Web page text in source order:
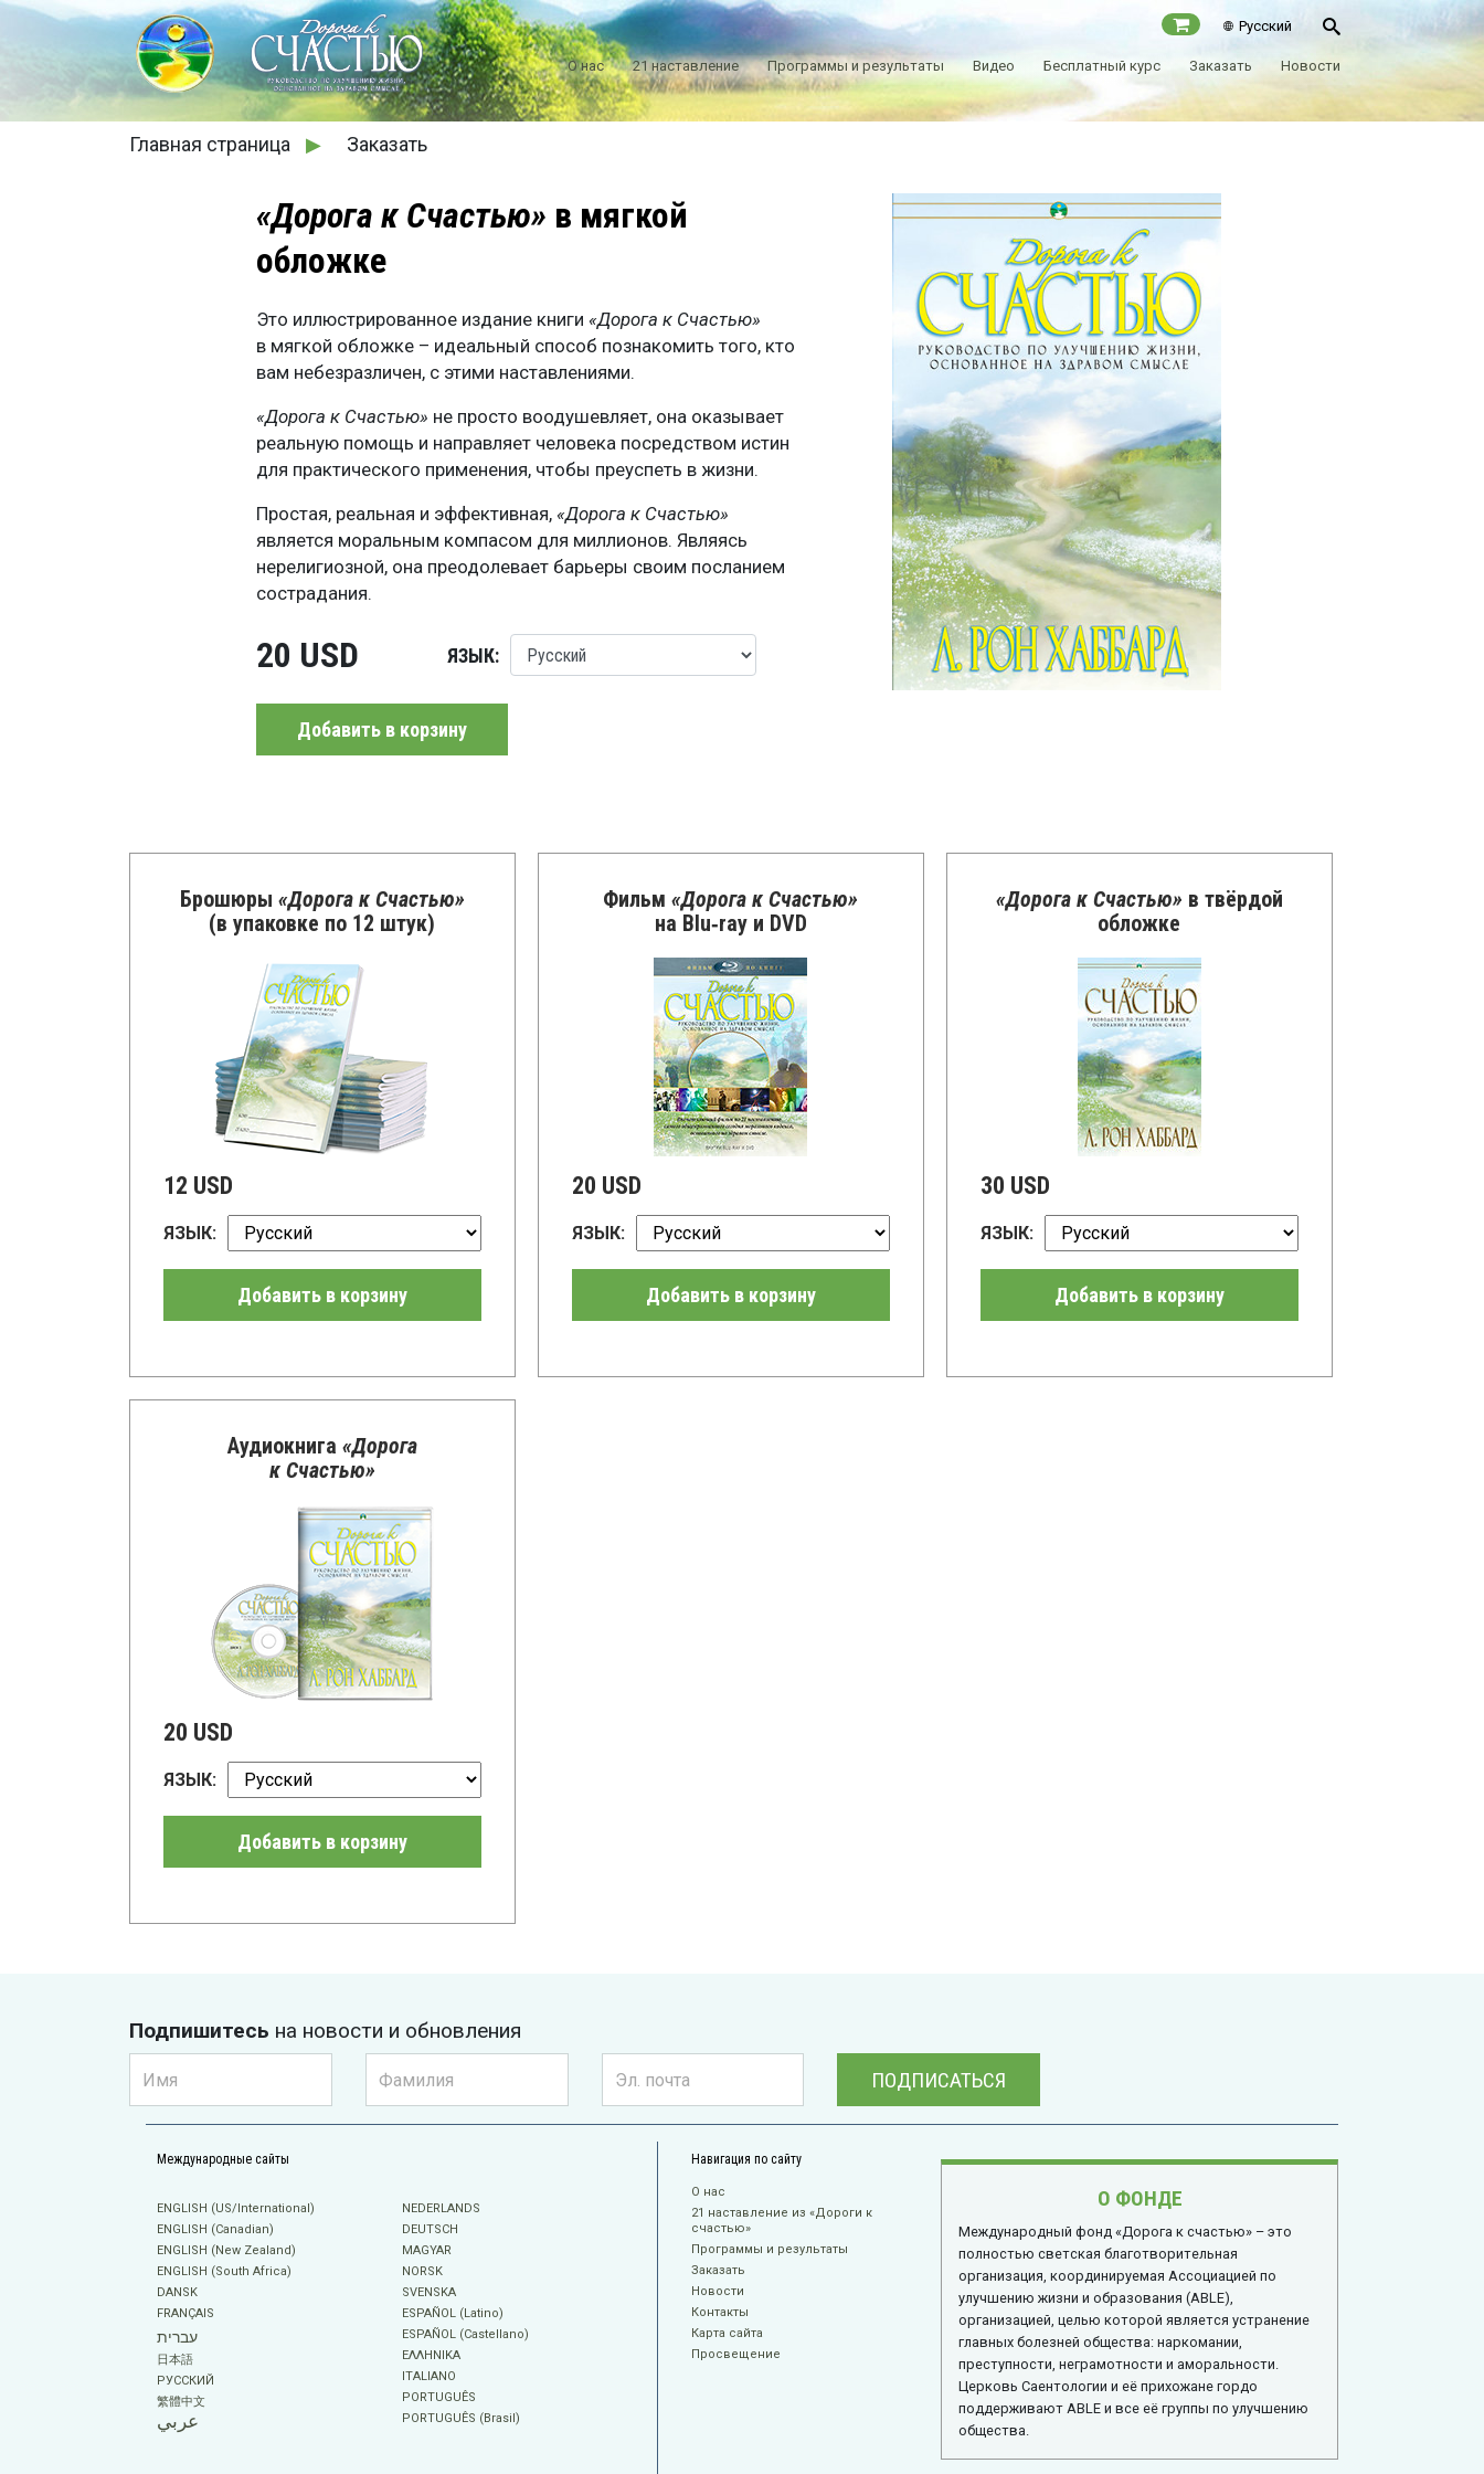
Русский
О нас 21 наставление Программы и результаты Видео Бесплатный курс Заказать Новости
Главная страница ▶ Заказать
«Дорога к Счастью» в мягкой
обложке
Это иллюстрированное издание книги «Дорога к Счастью»
в мягкой обложке – идеальный способ познакомить того, кто
вам небезразличен, с этими наставлениями.
«Дорога к Счастью» не просто воодушевляет, она оказывает
реальную помощь и направляет человека посредством истин
для практического применения, чтобы преуспеть в жизни.
Простая, реальная и эффективная, «Дорога к Счастью»
является моральным компасом для миллионов. Являясь
нерелигиозной, она преодолевает барьеры своим посланием
сострадания.
20 USD ЯЗЫК:
Добавить в корзину
Брошюры «Дорога к Счастью»
(в упаковке по 12 штук)
12 USD
ЯЗЫК:
Добавить в корзину
Фильм«Дорога к Счастью»
на Blu‑ray и DVD
20 USD
ЯЗЫК:
Добавить в корзину
«Дорога к Счастью» в твёрдой
обложке
30 USD
ЯЗЫК:
Добавить в корзину
Аудиокнига «Дорога
к Счастью»
20 USD
ЯЗЫК:
Добавить в корзину
Подпишитесь на новости и обновления
ПОДПИСАТЬСЯ
Международные сайты
ENGLISH (US/International)
ENGLISH (Canadian)
ENGLISH (New Zealand)
ENGLISH (South Africa)
DANSK
FRANÇAIS
עברית
日本語
РУССКИЙ
繁體中文
عربي
NEDERLANDS
DEUTSCH
MAGYAR
NORSK
SVENSKA
ESPAÑOL (Latino)
ESPAÑOL (Castellano)
ΕΛΛΗΝΙΚA
ITALIANO
PORTUGUÊS
PORTUGUÊS (Brasil)
Навигация по сайту
О нас
21 наставление из «Дороги к
счастью»
Программы и результаты
Заказать
Новости
Контакты
Карта сайта
Просвещение
О ФОНДЕ
Международный фонд «Дорога к счастью» – это
полностью светская благотворительная
организация, координируемая Ассоциацией по
улучшению жизни и образования (ABLE),
организацией, целью которой является устранение
главных болезней общества: наркомании,
преступности, неграмотности и аморальности.
Церковь Саентологии и её прихожане гордо
поддерживают ABLE и все её группы по улучшению
общества.